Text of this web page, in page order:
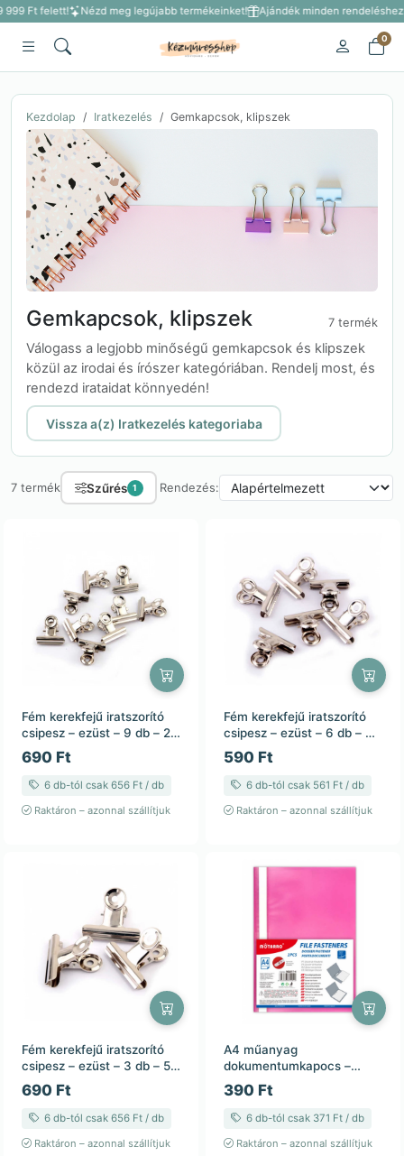
Ft felett! Nézd meg legújabb termékeinket! Ajándék minden rendeléshez
0
Kezdolap Iratkezelés Gemkapcsok, klipszek
Gemkapcsok, klipszek 7 termék
Válogass a legjobb minőségű gemkapcsok és klipszek
közül az irodai és írószer kategóriában. Rendelj most, és
rendezd irataidat könnyedén!
Vissza a(z) Iratkezelés kategoriaba
7 termék Szűrés 1 Rendezés:
Fém kerekfejű iratszorító
csipesz – ezüst – 9 db – 22
mm
690 Ft
6 db-tól csak 656 Ft / db
Raktáron – azonnal szállítjuk
Fém kerekfejű iratszorító
csipesz – ezüst – 6 db – 31
mm
590 Ft
6 db-tól csak 561 Ft / db
Raktáron – azonnal szállítjuk
Fém kerekfejű iratszorító
csipesz – ezüst – 3 db – 50
mm
690 Ft
6 db-tól csak 656 Ft / db
Raktáron – azonnal szállítjuk
A4 műanyag
dokumentumkapocs –
pasztell világos rózsaszín /
2 db
390 Ft
6 db-tól csak 371 Ft / db
Raktáron – azonnal szállítjuk